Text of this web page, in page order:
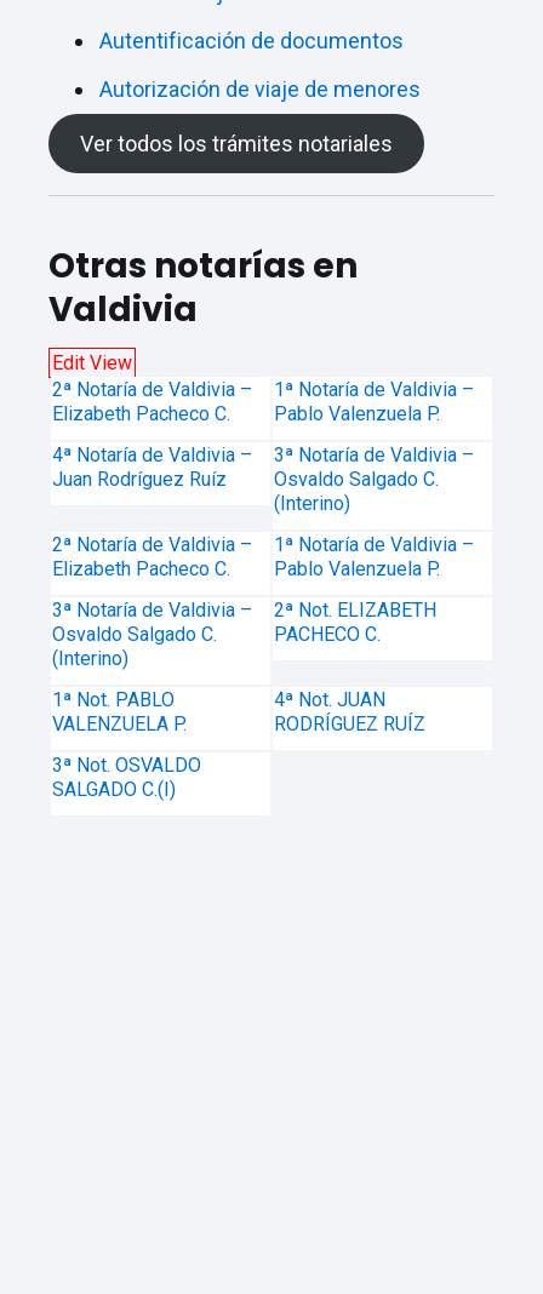
Autentificación de documentos
Autorización de viaje de menores
Ver todos los trámites notariales
Otras notarías en
Valdivia
Edit View
2ª Notaría de Valdivia –
Elizabeth Pacheco C.
1ª Notaría de Valdivia –
Pablo Valenzuela P.
4ª Notaría de Valdivia –
Juan Rodríguez Ruíz
3ª Notaría de Valdivia –
Osvaldo Salgado C.
(Interino)
2ª Notaría de Valdivia –
Elizabeth Pacheco C.
1ª Notaría de Valdivia –
Pablo Valenzuela P.
3ª Notaría de Valdivia –
Osvaldo Salgado C.
(Interino)
2ª Not. ELIZABETH
PACHECO C.
1ª Not. PABLO
VALENZUELA P.
4ª Not. JUAN
RODRÍGUEZ RUÍZ
3ª Not. OSVALDO
SALGADO C.(I)